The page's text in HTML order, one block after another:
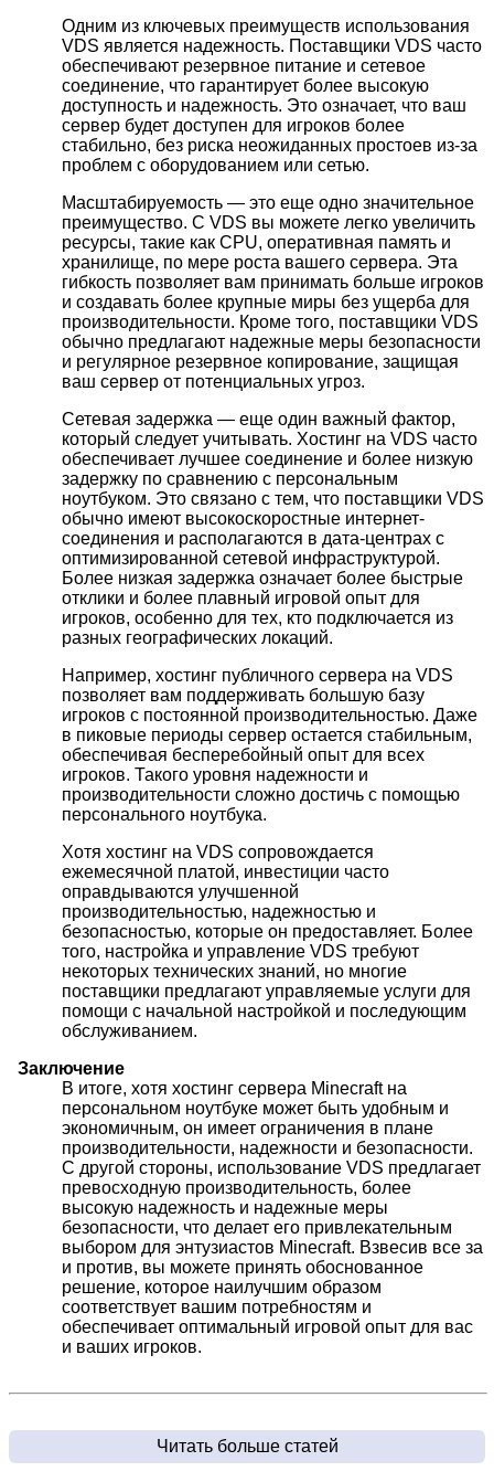
Одним из ключевых преимуществ использования
VDS является надежность. Поставщики VDS часто
обеспечивают резервное питание и сетевое
соединение, что гарантирует более высокую
доступность и надежность. Это означает, что ваш
сервер будет доступен для игроков более
стабильно, без риска неожиданных простоев из-за
проблем с оборудованием или сетью.
Масштабируемость — это еще одно значительное
преимущество. С VDS вы можете легко увеличить
ресурсы, такие как CPU, оперативная память и
хранилище, по мере роста вашего сервера. Эта
гибкость позволяет вам принимать больше игроков
и создавать более крупные миры без ущерба для
производительности. Кроме того, поставщики VDS
обычно предлагают надежные меры безопасности
и регулярное резервное копирование, защищая
ваш сервер от потенциальных угроз.
Сетевая задержка — еще один важный фактор,
который следует учитывать. Хостинг на VDS часто
обеспечивает лучшее соединение и более низкую
задержку по сравнению с персональным
ноутбуком. Это связано с тем, что поставщики VDS
обычно имеют высокоскоростные интернет-
соединения и располагаются в дата-центрах с
оптимизированной сетевой инфраструктурой.
Более низкая задержка означает более быстрые
отклики и более плавный игровой опыт для
игроков, особенно для тех, кто подключается из
разных географических локаций.
Например, хостинг публичного сервера на VDS
позволяет вам поддерживать большую базу
игроков с постоянной производительностью. Даже
в пиковые периоды сервер остается стабильным,
обеспечивая бесперебойный опыт для всех
игроков. Такого уровня надежности и
производительности сложно достичь с помощью
персонального ноутбука.
Хотя хостинг на VDS сопровождается
ежемесячной платой, инвестиции часто
оправдываются улучшенной
производительностью, надежностью и
безопасностью, которые он предоставляет. Более
того, настройка и управление VDS требуют
некоторых технических знаний, но многие
поставщики предлагают управляемые услуги для
помощи с начальной настройкой и последующим
обслуживанием.
Заключение
В итоге, хотя хостинг сервера Minecraft на
персональном ноутбуке может быть удобным и
экономичным, он имеет ограничения в плане
производительности, надежности и безопасности.
С другой стороны, использование VDS предлагает
превосходную производительность, более
высокую надежность и надежные меры
безопасности, что делает его привлекательным
выбором для энтузиастов Minecraft. Взвесив все за
и против, вы можете принять обоснованное
решение, которое наилучшим образом
соответствует вашим потребностям и
обеспечивает оптимальный игровой опыт для вас
и ваших игроков.
Читать больше статей